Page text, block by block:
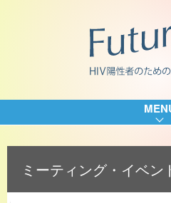
ミーティング・イベン